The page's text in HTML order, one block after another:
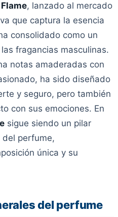
, lanzado al mercado
que captura la esencia
consolidado como un
fragancias masculinas.
notas amaderadas con
ha sido diseñado
y seguro, pero también
con sus emociones. En
sigue siendo un pilar
perfume,
única y su
del perfume